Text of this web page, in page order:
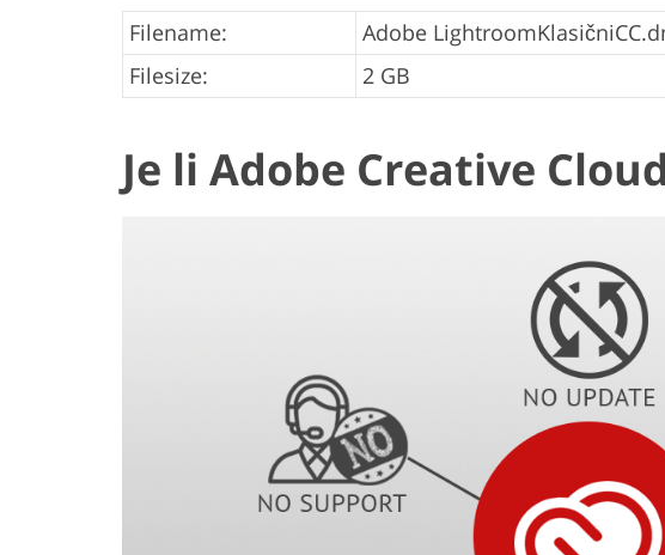
Filename: Adobe
Filesize:
2 GB
Je li Adobe Creative